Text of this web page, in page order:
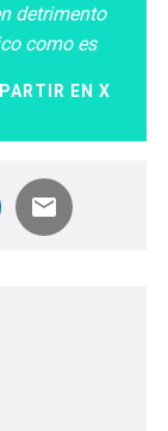
detrimento
como es
EN X